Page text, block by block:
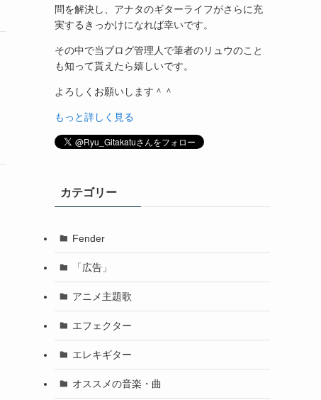
問を解決し、アナタのギターライフがさらに充
実するきっかけになれば幸いです。
その中で当ブログ管理人で筆者のリュウのこと
も知って貰えたら嬉しいです。
よろしくお願いします＾＾
もっと詳しく見る
カテゴリー
Fender
「広告」
アニメ主題歌
エフェクター
エレキギター
オススメの音楽・曲